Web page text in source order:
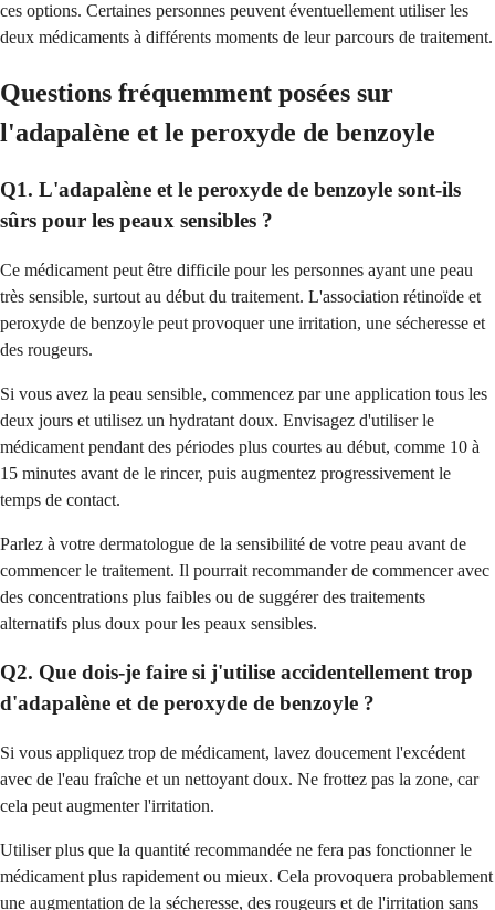
ces options. Certaines personnes peuvent éventuellement utiliser les
deux médicaments à différents moments de leur parcours de traitement.
Questions fréquemment posées sur
l'adapalène et le peroxyde de benzoyle
Q1. L'adapalène et le peroxyde de benzoyle sont-ils
sûrs pour les peaux sensibles ?
Ce médicament peut être difficile pour les personnes ayant une peau
très sensible, surtout au début du traitement. L'association rétinoïde et
peroxyde de benzoyle peut provoquer une irritation, une sécheresse et
des rougeurs.
Si vous avez la peau sensible, commencez par une application tous les
deux jours et utilisez un hydratant doux. Envisagez d'utiliser le
médicament pendant des périodes plus courtes au début, comme 10 à
15 minutes avant de le rincer, puis augmentez progressivement le
temps de contact.
Parlez à votre dermatologue de la sensibilité de votre peau avant de
commencer le traitement. Il pourrait recommander de commencer avec
des concentrations plus faibles ou de suggérer des traitements
alternatifs plus doux pour les peaux sensibles.
Q2. Que dois-je faire si j'utilise accidentellement trop
d'adapalène et de peroxyde de benzoyle ?
Si vous appliquez trop de médicament, lavez doucement l'excédent
avec de l'eau fraîche et un nettoyant doux. Ne frottez pas la zone, car
cela peut augmenter l'irritation.
Utiliser plus que la quantité recommandée ne fera pas fonctionner le
médicament plus rapidement ou mieux. Cela provoquera probablement
une augmentation de la sécheresse, des rougeurs et de l'irritation sans